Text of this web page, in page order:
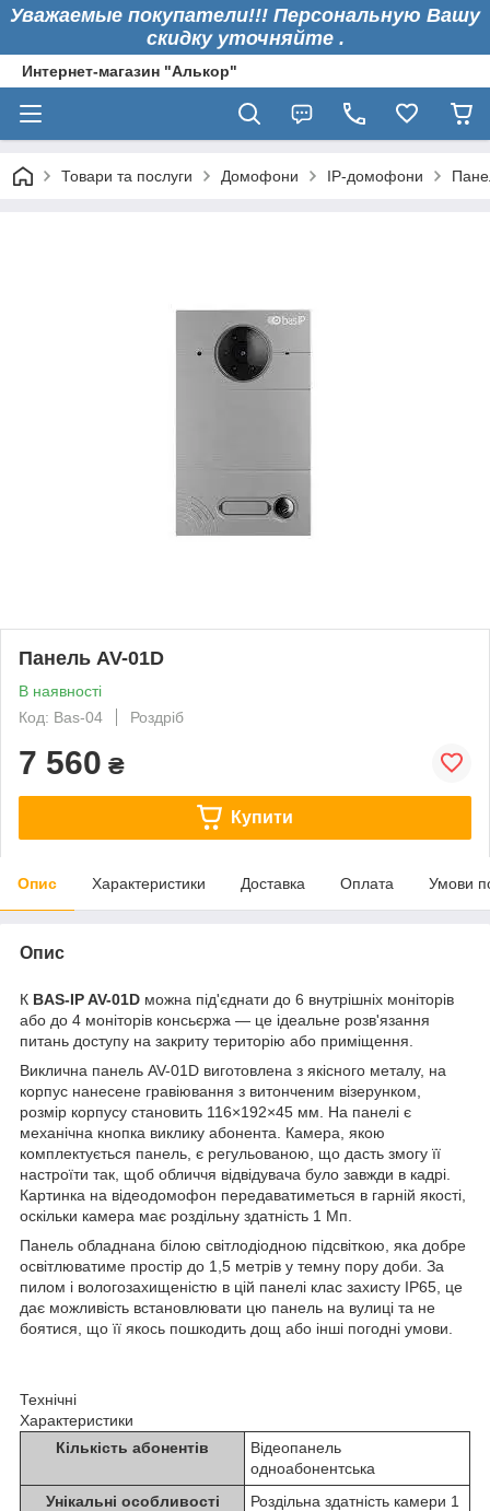
Уважаемые покупатели!!! Персональную Вашу
скидку уточняйте .
Интернет-магазин "Алькор"
Товари та послуги Домофони IP-домофони
Панель AV-01D
В наявності
Код: Bas-04
Роздріб
7 560 ₴
Купити
Опис Характеристики Доставка Оплата Умови
Опис
К BAS-IP AV-01D можна під'єднати до 6 внутрішніх моніторів
або до 4 моніторів консьєржа — це ідеальне розв'язання
питань доступу на закриту територію або приміщення.
Виклична панель AV-01D виготовлена з якісного металу, на
корпус нанесене гравіювання з витонченим візерунком,
розмір корпусу становить 116×192×45 мм. На панелі є
механічна кнопка виклику абонента. Камера, якою
комплектується панель, є регульованою, що дасть змогу її
настроїти так, щоб обличчя відвідувача було завжди в кадрі.
Картинка на відеодомофон передаватиметься в гарній якості,
оскільки камера має роздільну здатність 1 Мп.
Панель обладнана білою світлодіодною підсвіткою, яка добре
освітлюватиме простір до 1,5 метрів у темну пору доби. За
пилом і вологозахищеністю в цій панелі клас захисту IP65, це
дає можливість встановлювати цю панель на вулиці та не
боятися, що її якось пошкодить дощ або інші погодні умови.
Технічні
Характеристики
Кількість абонентів
Відеопанель
одноабонентська
Унікальні особливості
Роздільна здатність камери 1